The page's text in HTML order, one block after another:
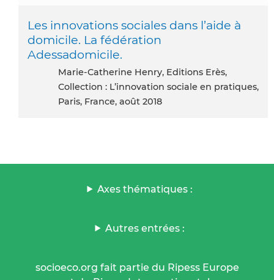
Les innovations sociales dans l’aide à
domicile. La fédération
Adessadomicile.
Marie-Catherine Henry, Editions Erès,
Collection : L’innovation sociale en pratiques,
Paris, France, août 2018
Axes thématiques :
Autres entrées :
socioeco.org fait partie du Ripess Europe